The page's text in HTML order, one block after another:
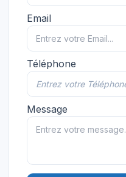
Email
Téléphone
Message